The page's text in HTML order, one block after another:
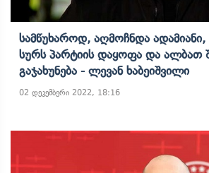
Სამწუხაროდ, Აღმოჩნდა
Სურს Პარტიის Დაყოფა Და Ალბათ
Გაჯახუნება - Ლევან Ხაბეიშვილი
02 დეკემბერი 2022, 18:16